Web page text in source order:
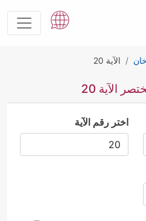
الآية 20
الآية 20
اختر رقم الآية